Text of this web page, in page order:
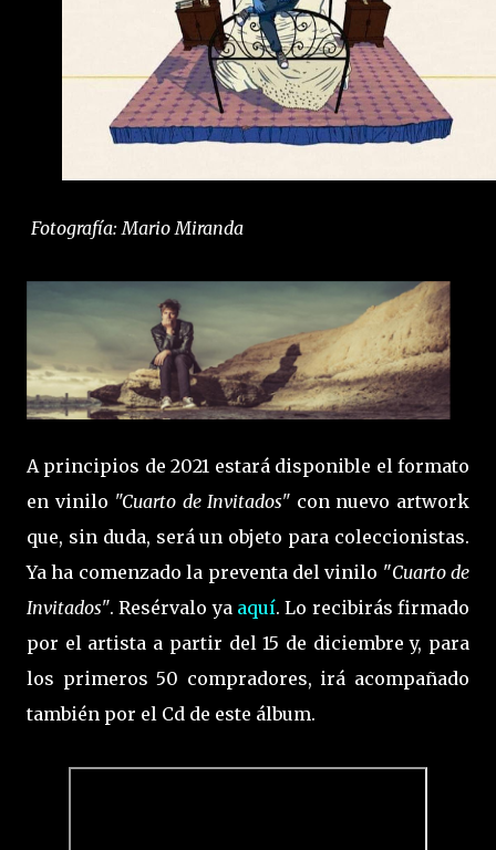
Fotografía: Mario Miranda
A principios de 2021 estará disponible el formato
en vinilo "Cuarto de Invitados" con nuevo artwork
que, sin duda, será un objeto para coleccionistas.
Ya ha comenzado la preventa del vinilo "Cuarto de
Invitados". Resérvalo ya aquí. Lo recibirás firmado
por el artista a partir del 15 de diciembre y, para
los primeros 50 compradores, irá acompañado
también por el Cd de este álbum.